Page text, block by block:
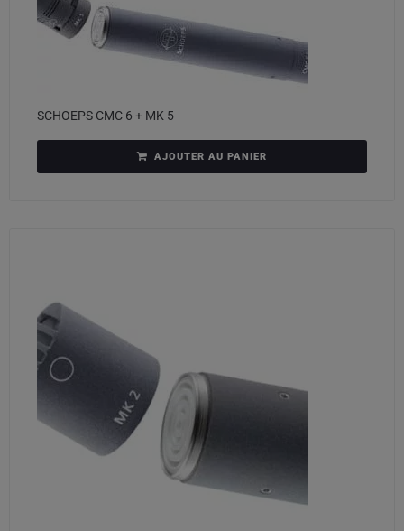
SCHOEPS CMC 6 + MK 5
AJOUTER AU PANIER